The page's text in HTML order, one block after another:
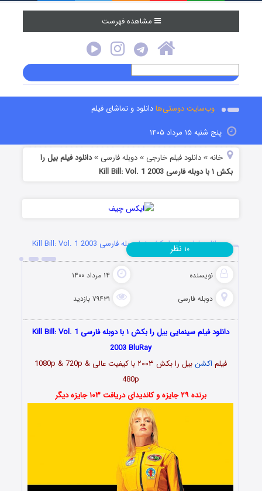
مشاهده فهرست
وب‌سایت دوستی‌هادانلود و تماشای فیلم
پنج شنبه ۱۵ مرداد ۱۴۰۵
خانه »دانلود فیلم خارجی »دوبله فارسی »دانلود فیلم بیل را
بکش ۱ با دوبله فارسی Kill Bill: Vol. 1 2003
دانلود فیلم بیل را بکش ۱ با دوبله فارسی Kill Bill: Vol. 1 2003
نویسنده ۱۴ مرداد ۱۴۰۰
دوبله فارسی ۷۹۴۳۱ بازدید
۱۰ نظر
دانلود فیلم سینمایی بیل را بکش ۱ با دوبله فارسی Kill Bill: Vol. 1
2003 BluRay
فیلم اکشن
بیل را بکش ۲۰۰۳ با کیفیت عالی 1080p & 720p &
480p
برنده ۲۹ جایزه و کاندیدای دریافت ۱۰۳ جایزه دیگر